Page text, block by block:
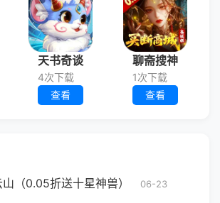
天书奇谈
4次下载
查看
聊斋搜神
1次下载
查看
（0.05折送十星神兽） 06-23